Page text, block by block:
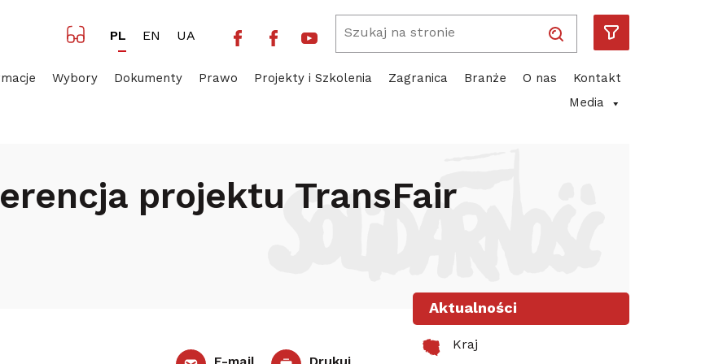
PL EN UA Facebook NSZZ Solidarność
Facebook Piotr Duda
YoutubeWpisz wyszukiwaną frazę
Wybory Dokumenty Prawo Projekty i Szkolenia Zagranica Branże O nas
Kontakt
Media
projektu TransFair
Aktualności
Kraj